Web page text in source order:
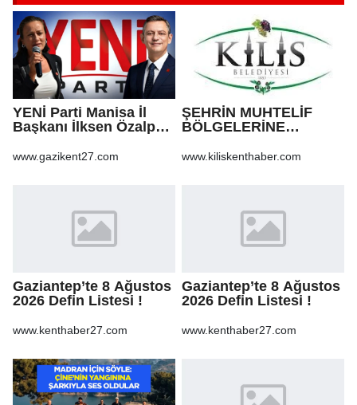
YENİ Parti Manisa İl
Başkanı İlksen Özalper
www.gazikent27.com
ŞEHRİN MUHTELİF
BÖLGELERİNE
VE BOZULAN
www.kiliskenthaber.com
Gaziantep’te 8 Ağustos
2026 Defin Listesi !
www.kenthaber27.com
Gaziantep’te 8 Ağustos
2026 Defin Listesi !
www.kenthaber27.com